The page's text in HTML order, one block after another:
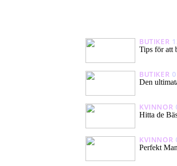
BUTIKER
Tips för att
BUTIKER
Den
KVINNOR
Hitta de
KVINNOR
Perfekt